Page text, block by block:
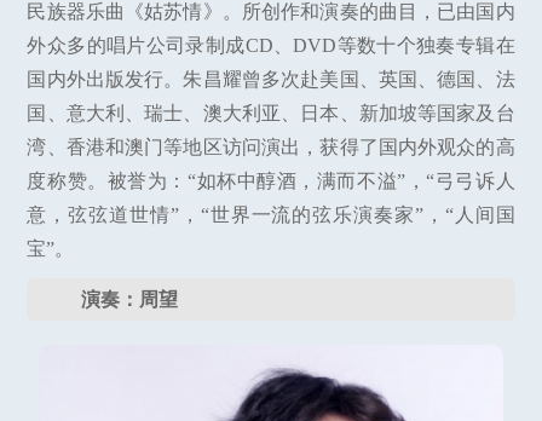
民族器乐曲《姑苏情》。所创作和演奏的曲目，已由国内
外众多的唱片公司录制成CD、DVD等数十个独奏专辑在
国内外出版发行。朱昌耀曾多次赴美国、英国、德国、法
国、意大利、瑞士、澳大利亚、日本、新加坡等国家及台
湾、香港和澳门等地区访问演出，获得了国内外观众的高
度称赞。被誉为：“如杯中醇酒，满而不溢”，“弓弓诉人
意，弦弦道世情”，“世界一流的弦乐演奏家”，“人间国
宝”。
演奏：周望